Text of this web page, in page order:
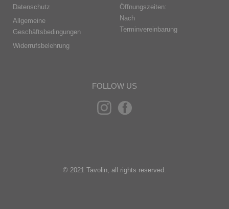
Datenschutz
Allgemeine
Geschäftsbedingungen
Widerrufsbelehrung
Öffnungszeiten:
Nach
Terminvereinbarung
FOLLOW US
© 2021 Tavolin, all rights reserved.